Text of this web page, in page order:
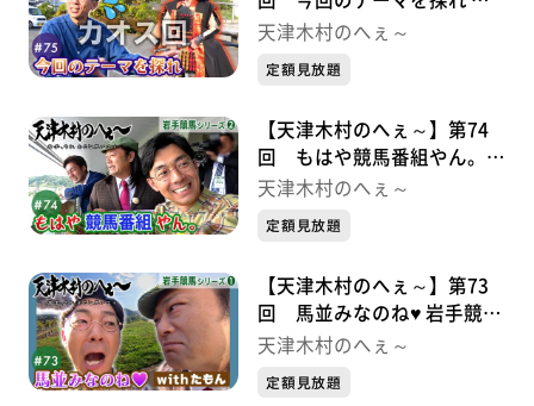
戸政実シリーズ➀
天津木村のへぇ～
定額見放題
【天津木村のへぇ～】第74
回 もはや競馬番組やん。
岩手競馬シリーズ②
天津木村のへぇ～
定額見放題
【天津木村のへぇ～】第73
回 馬並みなのね♥ 岩手競馬
シリーズ➀
天津木村のへぇ～
定額見放題